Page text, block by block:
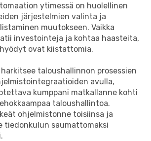
ytimessä on huolellinen
järjestelmien valinta ja
muutokseen. Vaikka
investointeja ja kohtaa haasteita,
ovat kiistattomia.
taloushallinnon prosessien
avulla,
kumppani matkallanne kohti
taloushallintoa.
ohjelmistonne toisiinsa ja
tiedonkulun saumattomaksi